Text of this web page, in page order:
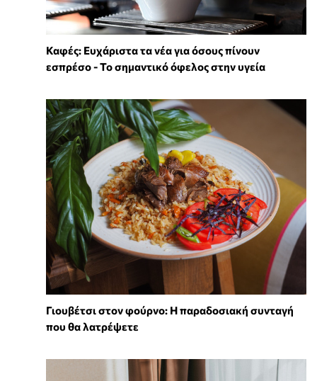
Καφές: Ευχάριστα τα νέα για όσους πίνουν
εσπρέσο - Το σημαντικό όφελος στην υγεία
Γιουβέτσι στον φούρνο: Η παραδοσιακή συνταγή
που θα λατρέψετε